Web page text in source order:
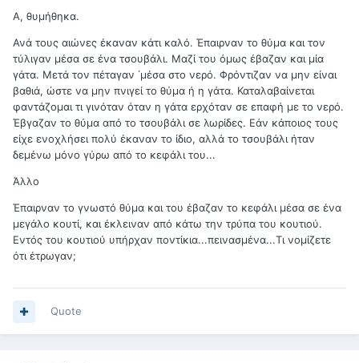
Α, θυμήθηκα.
Ανά τους αιώνες έκαναν κάτι καλό. Έπαιρναν το θύμα και τον
τύλιγαν μέσα σε ένα τσουβάλι. Μαζί του όμως έβαζαν και μία
γάτα. Μετά τον πέταγαν ΄μέσα στο νερό. Φρόντιζαν να μην είναι
βαθιά, ώστε να μην πνιγεί το θύμα ή η γάτα. Καταλαβαίνεται
φαντάζομαι τι γινόταν όταν η γάτα ερχόταν σε επαφή με το νερό.
Έβγαζαν το θύμα από το τσουβάλι σε λωρίδες. Εάν κάποιος τους
είχε ενοχλήσει πολύ έκαναν το ίδιο, αλλά το τσουβάλι ήταν
δεμένω μόνο γύρω από το κεφάλι του...
Άλλο
Έπαιρναν το γνωστό θύμα και του έβαζαν το κεφάλι μέσα σε ένα
μεγάλο κουτί, και έκλειναν από κάτω την τρύπα του κουτιού.
Εντός του κουτιού υπήρχαν ποντίκια...πεινασμένα...Τι νομίζετε
ότι έτρωγαν;
Quote